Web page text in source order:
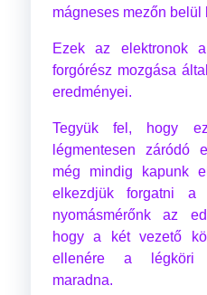
mágneses mezőn
Ezek az elektronok
forgórész mozgása
eredményei.
Tegyük fel, hogy
légmentesen záródó
még mindig kapunk
elkezdjük forgatni
nyomásmérőnk az
hogy a két vezető
ellenére a légköri
maradna.